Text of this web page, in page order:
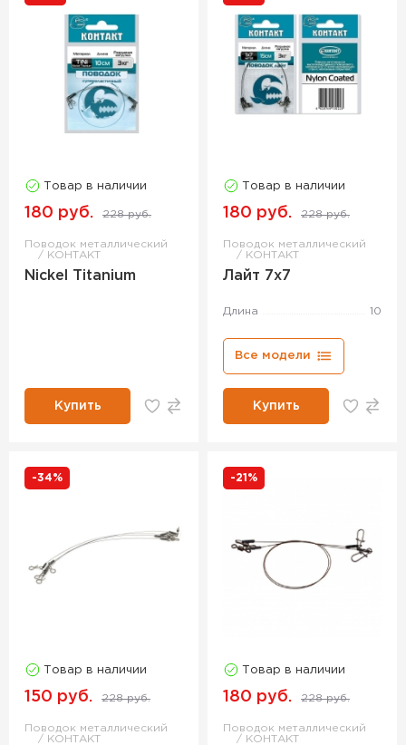
Товар в наличии
180 руб. 228 руб.
Поводок металлический
КОНТАКТ
Nickel Titanium
Купить
Товар в наличии
180 руб. 228 руб.
Поводок металлический
КОНТАКТ
Лайт 7х7
Длина 10
Все модели
Купить
-34%
Товар в наличии
150 руб. 228 руб.
Поводок металлический
КОНТАКТ
-21%
Товар в наличии
180 руб. 228 руб.
Поводок металлический
КОНТАКТ